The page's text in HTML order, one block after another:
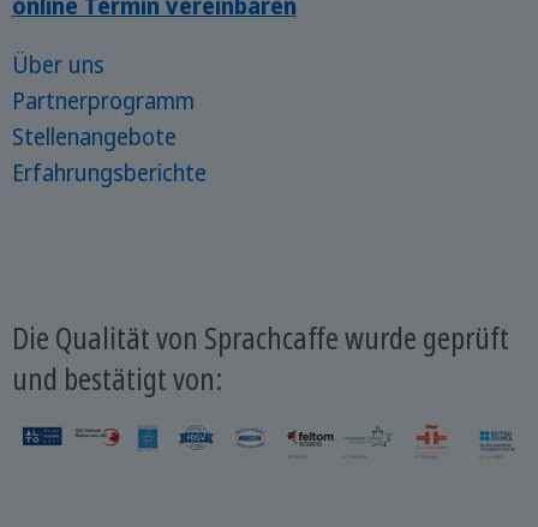
Über uns
Partnerprogramm
Stellenangebote
Erfahrungsberichte
Die Qualität von Sprachcaffe wurde geprüft
und bestätigt von: